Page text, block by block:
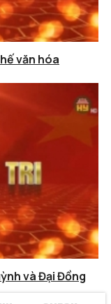
văn hóa
và Đại Đồng